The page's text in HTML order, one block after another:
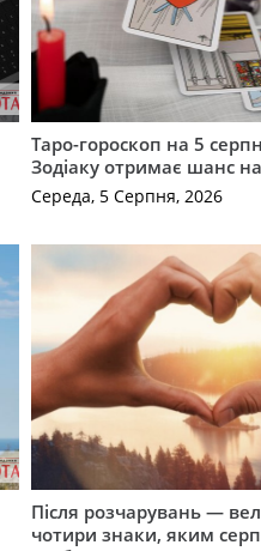
Таро-гороскоп на 5
Зодіаку отримає шанс
Середа, 5 Серпня, 2026
Після розчарувань —
чотири знаки, яким